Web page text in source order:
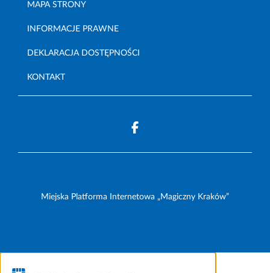
MAPA STRONY
INFORMACJE PRAWNE
DEKLARACJA DOSTĘPNOŚCI
KONTAKT
Miejska Platforma Internetowa „Magiczny Kraków”